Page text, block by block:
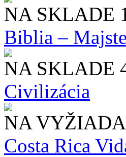
NA SKLADE
Biblia –
NA SKLADE
Civilizácia
NA
Costa Rica